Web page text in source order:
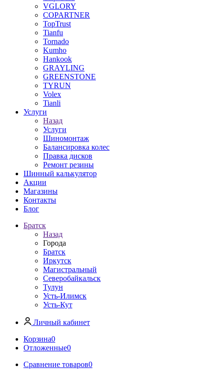
VGLORY
COPARTNER
TopTrust
Tianfu
Tornado
Kumho
Hankook
GRAYLING
GREENSTONE
TYRUN
Volex
Tianli
Услуги
Назад
Услуги
Шиномонтаж
Балансировка колес
Правка дисков
Ремонт резины
Шинный калькулятор
Акции
Магазины
Контакты
Блог
Братск
Назад
Города
Братск
Иркутск
Магистральный
Северобайкальск
Тулун
Усть-Илимск
Усть-Кут
Личный кабинет
Корзина0
Отложенные0
Сравнение товаров0